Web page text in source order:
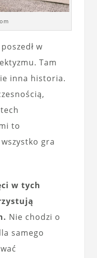
w
Tam
inna historia.
to
gra
w tych
Nie chodzi o
samego